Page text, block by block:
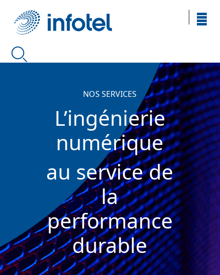
NOS SERVICES
L’ingénierie
numérique
au service de
la
performance
durable